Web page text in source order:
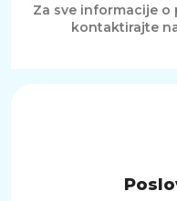
Za sve informacije o
kontaktirajte